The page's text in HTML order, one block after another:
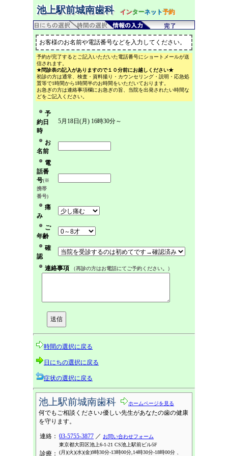
池上駅前城南歯科 インターネット予約
お客様のお名前や電話番号などを入力してください。
予約が完了するとご記入いただいた電話番号にショートメールが送
信されます。
★問診表の記入がありますので１０分前にお越しください★
初診の方は通常、検査・資料撮り・カウンセリング・説明・応急処
置等で1時間から1時間半のお時間をいただいております。
お急ぎの方は連絡事項欄にお急ぎの旨、当院を出発されたい時間な
どをご記入ください。
予
約日
時
5月18日(月) 16時30分～
お
名前
電
話番
号(※
携帯
番号)
痛
み
ご
年齢
確
認
連絡事項
（再診の方はお電話にてご予約ください。）
時間の選択に戻る
日にちの選択に戻る
症状の選択に戻る
池上駅前城南歯科 ホームページを見る
何でもご相談ください♪優しい先生があなたの歯の健康
を守ります。
連絡： 03-5755-3877 ／ お問い合わせフォーム
東京都大田区池上6-1-21 CS池上駅前ビル5F
診療： (月)(火)(水)(金)9時30分-13時00分,14時30分-18時00分 、